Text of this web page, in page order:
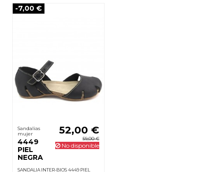
-7,00 €
Sandalias
mujer
4449
PIEL
NEGRA
52,00 €
59,00 €
No disponible
SANDALIA INTER-BIOS 4449 PIEL